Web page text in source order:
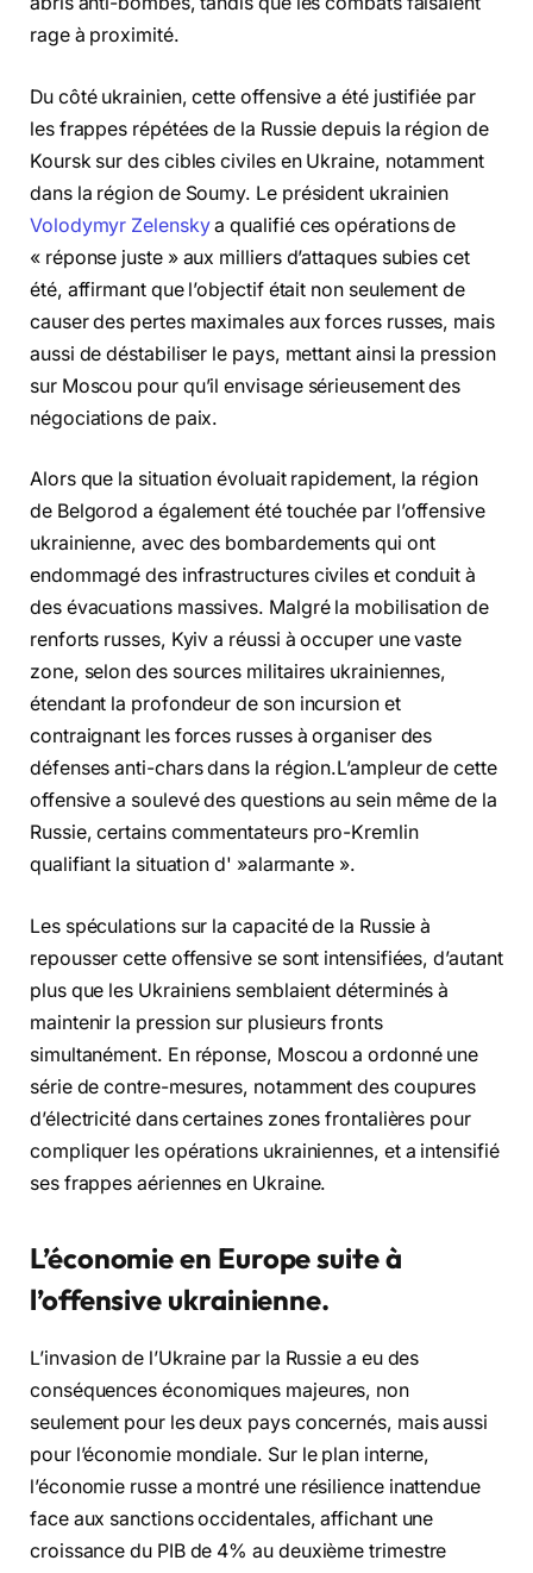
rage à proximité.
Du côté ukrainien, cette offensive a été justifiée par
les frappes répétées de la Russie depuis la région de
Koursk sur des cibles civiles en Ukraine, notamment
dans la région de Soumy. Le président ukrainien
Volodymyr Zelenskya qualifié ces opérations de
« réponse juste » aux milliers d’attaques subies cet
été, affirmant que l’objectif était non seulement de
causer des pertes maximales aux forces russes, mais
aussi de déstabiliser le pays, mettant ainsi la pression
sur Moscou pour qu’il envisage sérieusement des
négociations de paix.
Alors que la situation évoluait rapidement, la région
de Belgorod a également été touchée par l’offensive
ukrainienne, avec des bombardements qui ont
endommagé des infrastructures civiles et conduit à
des évacuations massives. Malgré la mobilisation de
renforts russes, Kyiv a réussi à occuper une vaste
zone, selon des sources militaires ukrainiennes,
étendant la profondeur de son incursion et
contraignant les forces russes à organiser des
défenses anti-chars dans la région.L’ampleur de cette
offensive a soulevé des questions au sein même de la
Russie, certains commentateurs pro-Kremlin
qualifiant la situation d' »alarmante ».
Les spéculations sur la capacité de la Russie à
repousser cette offensive se sont intensifiées, d’autant
plus que les Ukrainiens semblaient déterminés à
maintenir la pression sur plusieurs fronts
simultanément. En réponse, Moscou a ordonné une
série de contre-mesures, notamment des coupures
d’électricité dans certaines zones frontalières pour
compliquer les opérations ukrainiennes, et a intensifié
ses frappes aériennes en Ukraine.
L’économie en Europe suite à
l’offensive ukrainienne.
L’invasion de l’Ukraine par la Russie a eu des
conséquences économiques majeures, non
seulement pour les deux pays concernés, mais aussi
pour l’économie mondiale. Sur le plan interne,
l’économie russe a montré une résilience inattendue
face aux sanctions occidentales, affichant une
croissance du PIB de 4% au deuxième trimestre